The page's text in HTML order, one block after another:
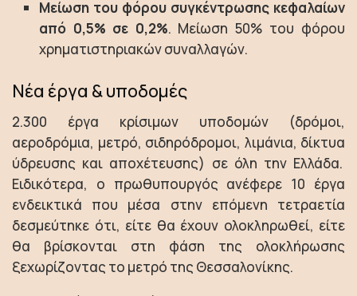
Μείωση του φόρου συγκέντρωσης κεφαλαίων
από 0,5% σε 0,2%. Μείωση 50% του φόρου
χρηματιστηριακών συναλλαγών.
Νέα έργα & υποδομές
2.300 έργα κρίσιμων υποδομών (δρόμοι,
αεροδρόμια, μετρό, σιδηρόδρομοι, λιμάνια, δίκτυα
ύδρευσης και αποχέτευσης) σε όλη την Ελλάδα.
Ειδικότερα, ο πρωθυπουργός ανέφερε 10 έργα
ενδεικτικά που μέσα στην επόμενη τετραετία
δεσμεύτηκε ότι, είτε θα έχουν ολοκληρωθεί, είτε
θα βρίσκονται στη φάση της ολοκλήρωσης
ξεχωρίζοντας το μετρό της Θεσσαλονίκης.